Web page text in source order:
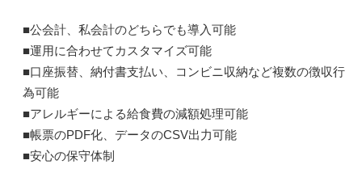
■公会計、私会計のどちらでも導入可能
■運用に合わせてカスタマイズ可能
■口座振替、納付書支払い、コンビニ収納など複数の徴収行
為可能
■アレルギーによる給食費の減額処理可能
■帳票のPDF化、データのCSV出力可能
■安心の保守体制